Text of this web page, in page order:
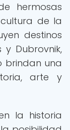
hermosas
de la
destinos
y Dubrovnik,
brindan una
arte y
la historia